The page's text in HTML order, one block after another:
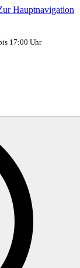
Hauptnavigation
17:00 Uhr